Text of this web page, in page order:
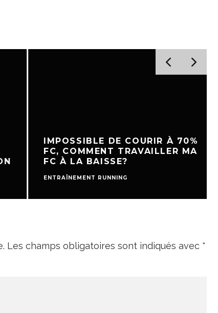
IMPOSSIBLE DE COURIR À 70%
FC, COMMENT TRAVAILLER MA
FC À LA BAISSE?
ENTRAÎNEMENT RUNNING
Les champs obligatoires sont indiqués avec *